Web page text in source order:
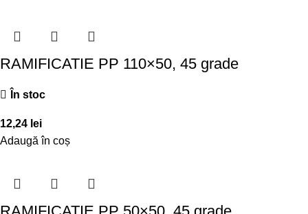
RAMIFICATIE PP 110×50, 45 grade
În stoc
12,24 lei
Adaugă în coș